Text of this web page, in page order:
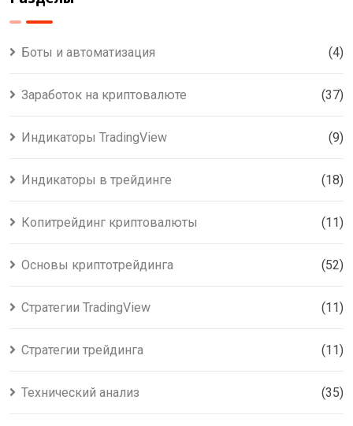
Боты и автоматизация (4)
Заработок на криптовалюте (37)
Индикаторы TradingView (9)
Индикаторы в трейдинге (18)
Копитрейдинг криптовалюты (11)
Основы криптотрейдинга (52)
Стратегии TradingView (11)
Стратегии трейдинга (11)
Технический анализ (35)